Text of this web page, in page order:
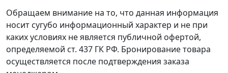
Обращаем внимание на то, что данная информация
носит сугубо информационный характер и не при
каких условиях не является публичной офертой,
определяемой ст. 437 ГК РФ. Бронирование товара
осуществляется после подтверждения заказа